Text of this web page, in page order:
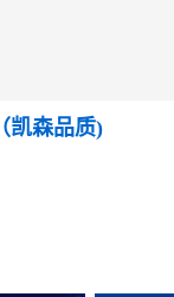
凯森品质)